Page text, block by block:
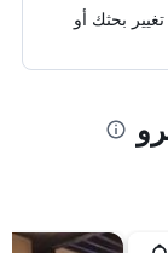
بحثك أو